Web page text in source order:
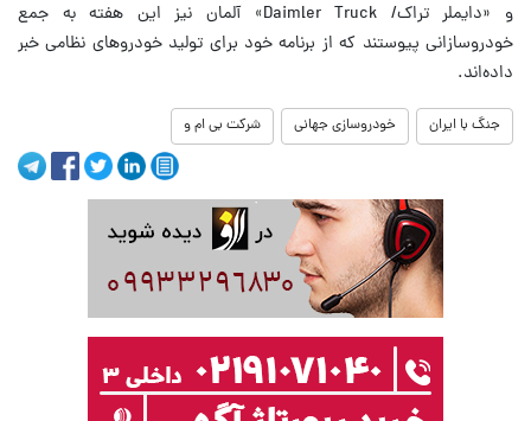
و «دایملر تراک/ Daimler Truck» آلمان نیز این هفته به جمع
خودروسازانی پیوستند که از برنامه خود برای تولید خودروهای نظامی خبر
داده‌اند.
جنگ با ایران خودروسازی جهانی شرکت بی ام و